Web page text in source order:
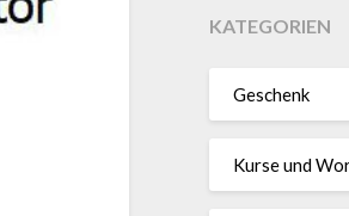
KATEGORIEN
Geschenk
Kurse und